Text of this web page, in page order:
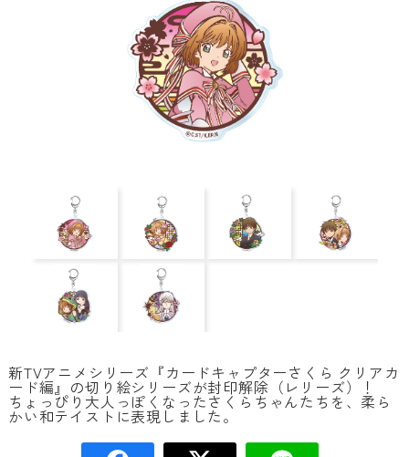
新TVアニメシリーズ『カードキャプターさくら クリアカ
ード編』の切り絵シリーズが封印解除（レリーズ）！
ちょっぴり大人っぽくなったさくらちゃんたちを、柔ら
かい和テイストに表現しました。